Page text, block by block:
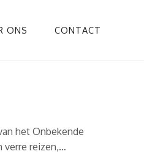
ONS CONTACT
het Onbekende
verre reizen,…